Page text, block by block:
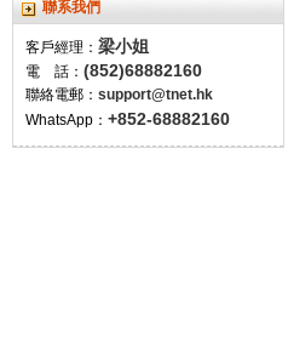
聯系我們
客戶經理： 梁小姐
電 話： (852)68882160
聯絡電郵： support@tnet.hk
WhatsApp： +852-68882160